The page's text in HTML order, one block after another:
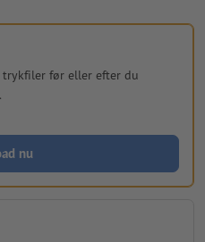
før eller efter du
nu